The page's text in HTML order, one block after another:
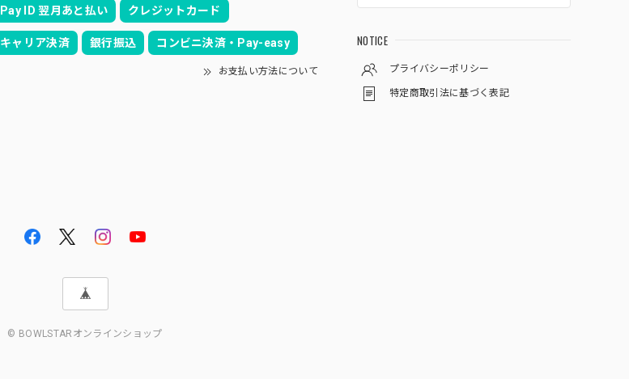
Pay ID 翌月あと払い クレジットカード
キャリア決済 銀行振込 コンビニ決済・Pay-easy
お支払い方法について
NOTICE
プライバシーポリシー
特定商取引法に基づく表記
© BOWLSTARオンラインショップ